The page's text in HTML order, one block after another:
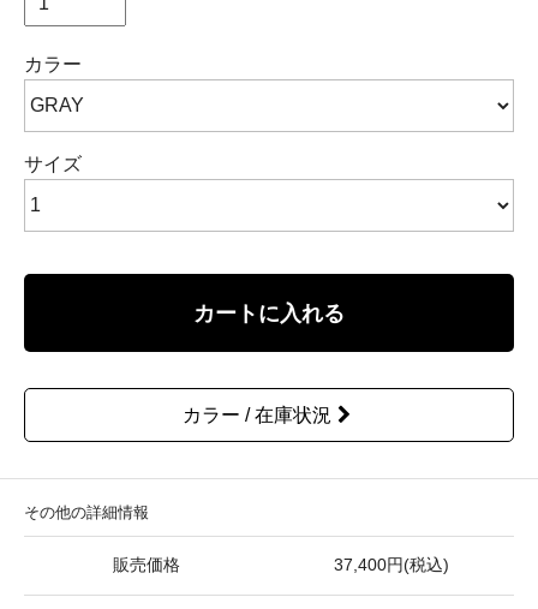
カラー
サイズ
カートに入れる
カラー / 在庫状況
その他の詳細情報
販売価格 37,400円(税込)